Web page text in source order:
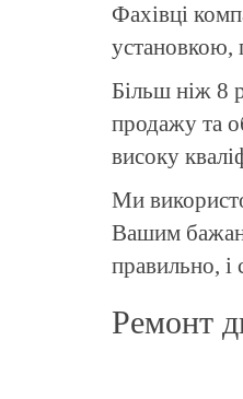
Фахівці
установкою,
Більш ніж 8
продажу та
високу
Ми
Вашим
правильно, і
Ремонт